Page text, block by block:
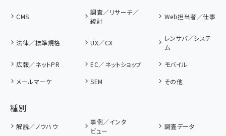
CMS
調査／リサーチ／
統計
Web担当者／仕事
法律／標準規格 UX／CX
レンサバ／システ
ム
広報／ネットPR
EC／ネットショップ
モバイル
メールマーケ
SEM その他
種別
解説／ノウハウ
事例／インタ
ビュー
調査データ